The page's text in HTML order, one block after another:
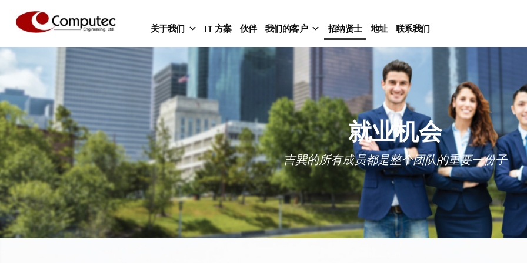
关于我们 IT 方案 伙伴 我们的客户 招纳贤士 地址 联系我们
就业机会
吉巽的所有成员都是整个团队的重要一份子